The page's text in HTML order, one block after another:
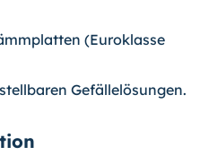
(Euroklasse
Gefällelösungen.